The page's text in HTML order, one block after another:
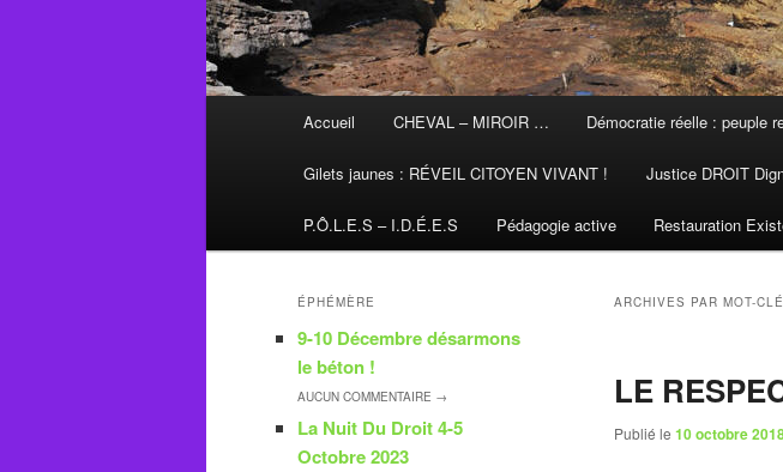
Accueil CHEVAL – MIROIR … Démocratie réelle : peuple
Gilets jaunes : RÉVEIL CITOYEN VIVANT ! Justice DROIT
P.Ô.L.E.S – I.D.É.E.S Pédagogie active Restauration
ARCHIVES PAR MOT-
LE
Publié le 10 octobre
ÉPHÉMÈRE
9-10 Décembre désarmons
le béton !
AUCUN COMMENTAIRE →
La Nuit Du Droit 4-5
Octobre 2023